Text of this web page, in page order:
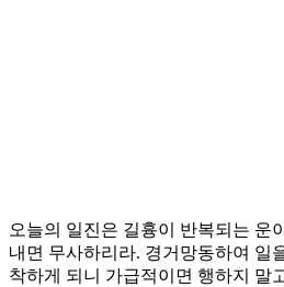
오늘의 일진은 길흉이 반복되는 운
내면 무사하리라. 경거망동하여 일
착하게 되니 가급적이면 행하지 말